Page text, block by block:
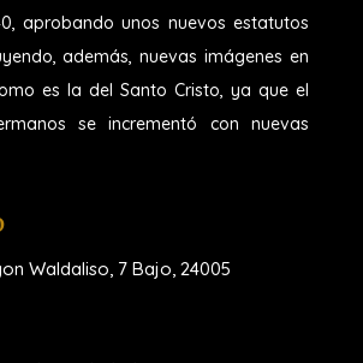
aprobando unos nuevos estatutos
además, nuevas imágenes en
es la del Santo Cristo, ya que el
se incrementó con nuevas
Waldaliso, 7 Bajo, 24005